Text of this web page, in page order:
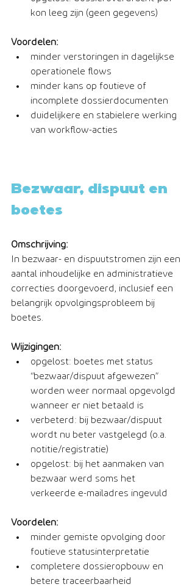
kon leeg zijn (geen gegevens)
Voordelen:
minder verstoringen in dagelijkse
operationele flows
minder kans op foutieve of
incomplete dossierdocumenten
duidelijkere en stabielere werking
van workflow-acties
Bezwaar, dispuut en
boetes
Omschrijving:
In bezwaar- en dispuutstromen zijn een
aantal inhoudelijke en administratieve
correcties doorgevoerd, inclusief een
belangrijk opvolgingsprobleem bij
boetes.
Wijzigingen:
opgelost: boetes met status
“bezwaar/dispuut afgewezen”
worden weer normaal opgevolgd
wanneer er niet betaald is
verbeterd: bij bezwaar/dispuut
wordt nu beter vastgelegd (o.a.
notitie/registratie)
opgelost: bij het aanmaken van
bezwaar werd soms het
verkeerde e-mailadres ingevuld
Voordelen:
minder gemiste opvolging door
foutieve statusinterpretatie
completere dossieropbouw en
betere traceerbaarheid